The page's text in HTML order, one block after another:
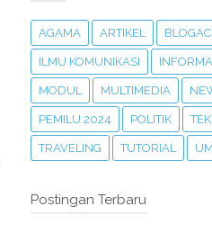
AGAMA ARTIKEL
ILMU KOMUNIKASI
MODUL MULTIMEDIA
PEMILU 2024 POLITIK
TRAVELING TUTORIAL
Postingan Terbaru